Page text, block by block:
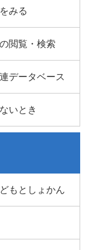
みる
閲覧・検索
データベース
いとき
もとしょかん